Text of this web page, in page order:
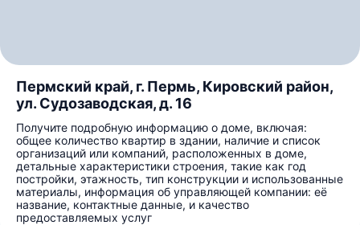
Пермский край, г. Пермь, Кировский район,
ул. Судозаводская, д. 16
Получите подробную информацию о доме, включая:
общее количество квартир в здании, наличие и список
организаций или компаний, расположенных в доме,
детальные характеристики строения, такие как год
постройки, этажность, тип конструкции и использованные
материалы, информация об управляющей компании: её
название, контактные данные, и качество
предоставляемых услуг